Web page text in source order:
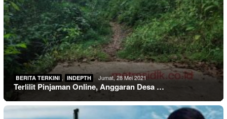
BERITA TERKINI , INDEPTH Jumat, 28 Mei 2021
Terlilit Pinjaman Online, Anggaran Desa …